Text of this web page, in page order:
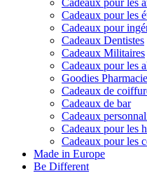
Cadeaux pour les
Cadeaux pour
Cadeaux Dentistes
Cadeaux Militaires
Cadeaux pour les
Goodies Pharmacie
Cadeaux de
Cadeaux de bar
Cadeaux
Cadeaux pour les
Cadeaux pour les
Made in Europe
Be Different